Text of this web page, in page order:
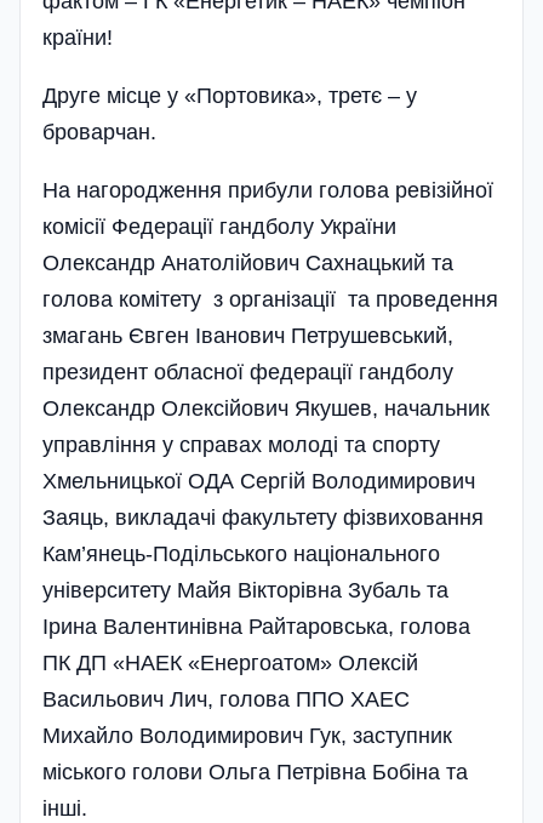
країни!
Друге місце у «Портовика», третє – у
броварчан.
На нагородження прибули голова ревізійної
комісії Федерації гандболу України
Олександр Анатолійович Сахнацький та
голова комітету з організації та проведення
змагань Євген Іванович Петрушевський,
президент обласної федерації гандболу
Олександр Олексійович Якушев, начальник
управлі­ння у справах молоді та спорту
Хмельницької ОДА Сергій Володимирович
Заяць, викладачі факультету фізвиховання
Кам’янець-Поді­льського національного
університету Майя Вікторівна Зубаль та
Ірина Валентинівна Райтаровська, голова
ПК ДП «НАЕК «Енергоатом» Олексій
Васильович Лич, голова ППО ХАЕС
Михайло Володимирович Гук, заступник
міського голови Ольга Петрівна Бобіна та
інші.